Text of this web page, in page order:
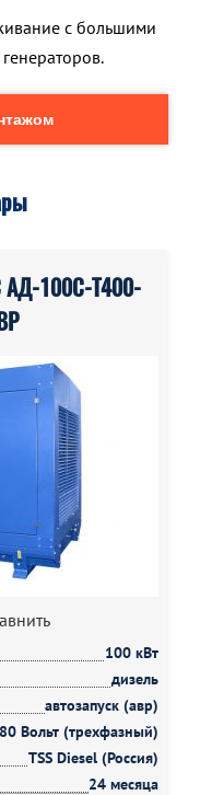
с большими
АД-100С-Т400-
100 кВт
дизель
автозапуск (авр)
Вольт (трехфазный)
TSS Diesel (Россия)
24 месяца